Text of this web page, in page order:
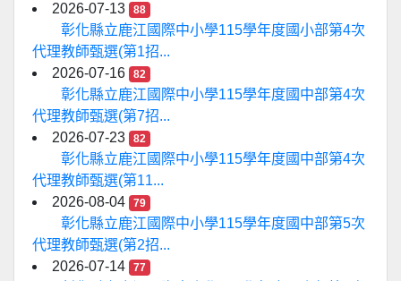
2026-07-13
88
彰化縣立鹿江國際中小學115學年度國小部第4次
代理教師甄選(第1招...
2026-07-16
82
彰化縣立鹿江國際中小學115學年度國中部第4次
代理教師甄選(第7招...
2026-07-23
82
彰化縣立鹿江國際中小學115學年度國中部第4次
代理教師甄選(第11...
2026-08-04
79
彰化縣立鹿江國際中小學115學年度國中部第5次
代理教師甄選(第2招...
2026-07-14
77